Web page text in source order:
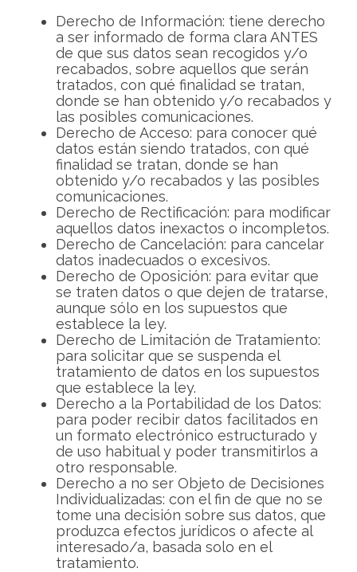
Derecho de Información: tiene derecho
a ser informado de forma clara ANTES
de que sus datos sean recogidos y/o
recabados, sobre aquellos que serán
tratados, con qué finalidad se tratan,
donde se han obtenido y/o recabados y
las posibles comunicaciones.
Derecho de Acceso: para conocer qué
datos están siendo tratados, con qué
finalidad se tratan, donde se han
obtenido y/o recabados y las posibles
comunicaciones.
Derecho de Rectificación: para modificar
aquellos datos inexactos o incompletos.
Derecho de Cancelación: para cancelar
datos inadecuados o excesivos.
Derecho de Oposición: para evitar que
se traten datos o que dejen de tratarse,
aunque sólo en los supuestos que
establece la ley.
Derecho de Limitación de Tratamiento:
para solicitar que se suspenda el
tratamiento de datos en los supuestos
que establece la ley.
Derecho a la Portabilidad de los Datos:
para poder recibir datos facilitados en
un formato electrónico estructurado y
de uso habitual y poder transmitirlos a
otro responsable.
Derecho a no ser Objeto de Decisiones
Individualizadas: con el fin de que no se
tome una decisión sobre sus datos, que
produzca efectos jurídicos o afecte al
interesado/a, basada solo en el
tratamiento.